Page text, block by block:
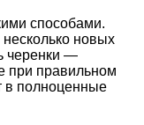
способами.
новых
черенки —
при правильном
в полноценные